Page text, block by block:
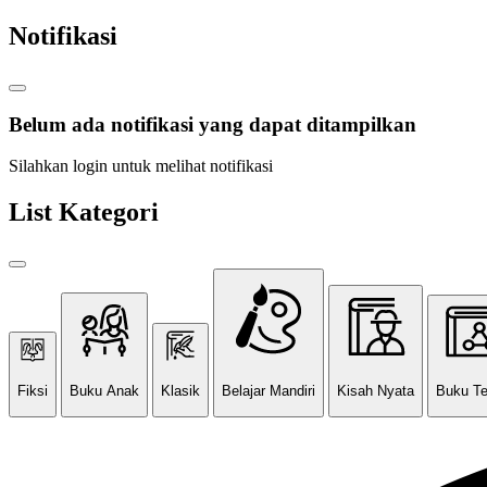
Notifikasi
Belum ada notifikasi yang dapat ditampilkan
Silahkan login untuk melihat notifikasi
List Kategori
Fiksi Buku Anak Klasik Belajar Mandiri Kisah Nyata Buku